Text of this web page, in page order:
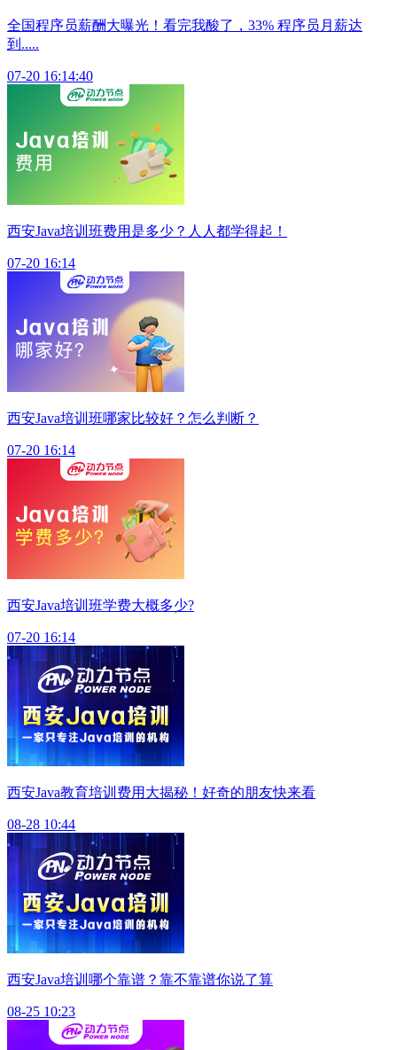
全国程序员薪酬大曝光！看完我酸了，33% 程序员月薪达
到.....
07-20 16:14:40
西安Java培训班费用是多少？人人都学得起！
07-20 16:14
西安Java培训班哪家比较好？怎么判断？
07-20 16:14
西安Java培训班学费大概多少?
07-20 16:14
西安Java教育培训费用大揭秘！好奇的朋友快来看
08-28 10:44
西安Java培训哪个靠谱？靠不靠谱你说了算
08-25 10:23